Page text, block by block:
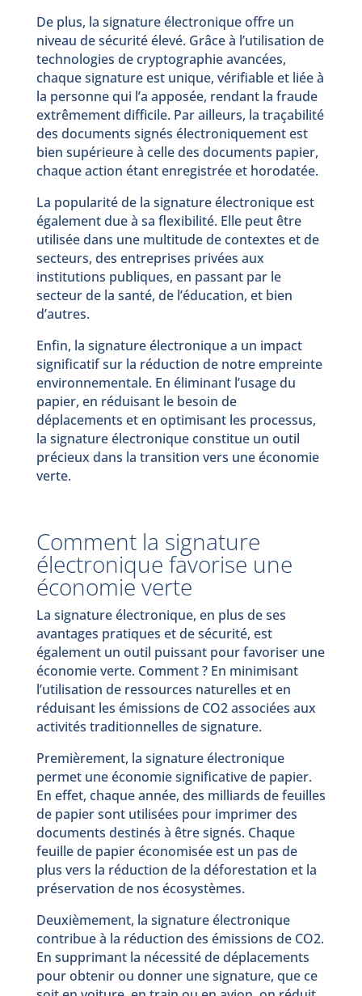
De plus, la signature électronique offre un
niveau de sécurité élevé. Grâce à l’utilisation de
technologies de cryptographie avancées,
chaque signature est unique, vérifiable et liée à
la personne qui l’a apposée, rendant la fraude
extrêmement difficile. Par ailleurs, la traçabilité
des documents signés électroniquement est
bien supérieure à celle des documents papier,
chaque action étant enregistrée et horodatée.
La popularité de la signature électronique est
également due à sa flexibilité. Elle peut être
utilisée dans une multitude de contextes et de
secteurs, des entreprises privées aux
institutions publiques, en passant par le
secteur de la santé, de l’éducation, et bien
d’autres.
Enfin, la signature électronique a un impact
significatif sur la réduction de notre empreinte
environnementale. En éliminant l’usage du
papier, en réduisant le besoin de
déplacements et en optimisant les processus,
la signature électronique constitue un outil
précieux dans la transition vers une économie
verte.
Comment la signature
électronique favorise une
économie verte
La signature électronique, en plus de ses
avantages pratiques et de sécurité, est
également un outil puissant pour favoriser une
économie verte. Comment ? En minimisant
l’utilisation de ressources naturelles et en
réduisant les émissions de CO2 associées aux
activités traditionnelles de signature.
Premièrement, la signature électronique
permet une économie significative de papier.
En effet, chaque année, des milliards de feuilles
de papier sont utilisées pour imprimer des
documents destinés à être signés. Chaque
feuille de papier économisée est un pas de
plus vers la réduction de la déforestation et la
préservation de nos écosystèmes.
Deuxièmement, la signature électronique
contribue à la réduction des émissions de CO2.
En supprimant la nécessité de déplacements
pour obtenir ou donner une signature, que ce